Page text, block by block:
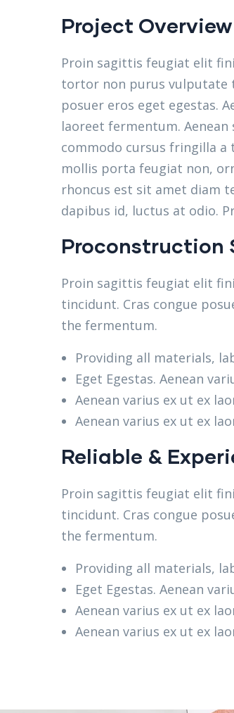
Project Overview
Proin sagittis feugiat elit
tortor non purus vulputate
posuer eros eget egestas.
laoreet fermentum.
commodo cursus fringilla a
mollis porta feugiat non,
rhoncus est sit amet diam
dapibus id, luctus at odio.
Proconstruction
Proin sagittis feugiat elit
tincidunt. Cras congue
the fermentum.
Providing all materials,
Eget Egestas. Aenean
Aenean varius ex ut ex
Aenean varius ex ut ex
Reliable &
Proin sagittis feugiat elit
tincidunt. Cras congue
the fermentum.
Providing all materials,
Eget Egestas. Aenean
Aenean varius ex ut ex
Aenean varius ex ut ex